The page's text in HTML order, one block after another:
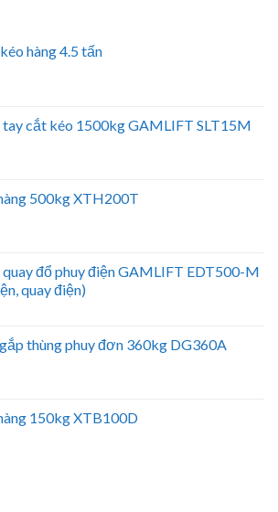
hàng 4.5 tấn
tay cắt kéo 1500kg GAMLIFT SLT15M
500kg XTH200T
quay đổ phuy điện GAMLIFT EDT500-M
quay điện)
thùng phuy đơn 360kg DG360A
150kg XTB100D